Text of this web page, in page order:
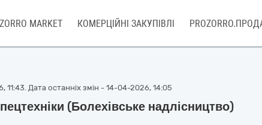
MARKET КОМЕРЦІЙНІ ЗАКУПІВЛІ
Дата останніх змін - 14-04-2026, 14:05
(Болехівське надлісництво)